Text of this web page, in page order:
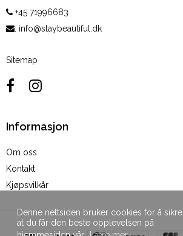
Denne nettsiden bruker cookies for å sikre
at du får den beste opplevelsen på
+45 71996683
: info@staybeautiful.dk
Sitemap
Informasjon
Om oss
Kontakt
Kjøpsvilkår